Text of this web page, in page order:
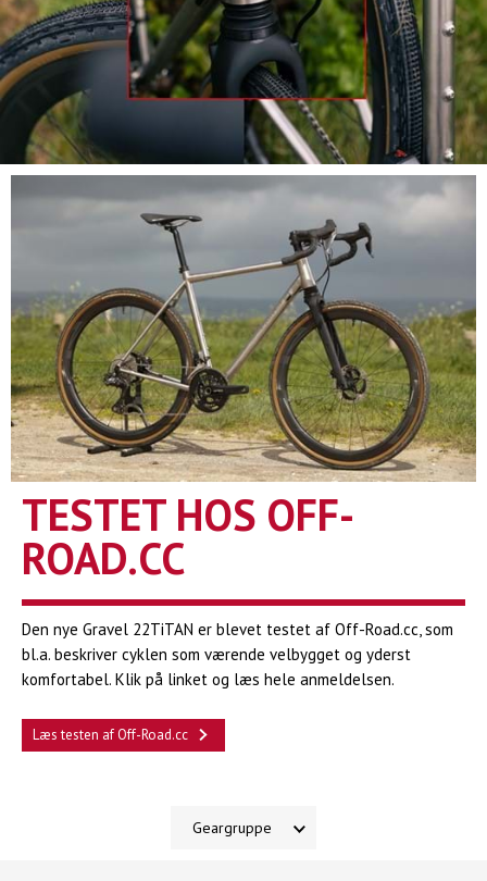
TESTET HOS OFF-
ROAD.CC
Den nye Gravel 22TiTAN er blevet testet af Off-Road.cc, som
bl.a. beskriver cyklen som værende velbygget og yderst
komfortabel. Klik på linket og læs hele anmeldelsen.
Læs testen af Off-Road.cc
Geargruppe